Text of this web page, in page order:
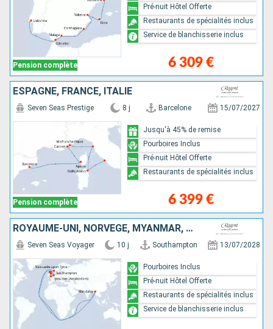
Pension complète 6 309 €
Pré-nuit Hôtel Offerte
Restaurants de spécialités inclus
Service de blanchisserie inclus
ESPAGNE, FRANCE, ITALIE
Pension complète
Seven Seas Prestige 8 j Barcelone 15/07/2027
6 399 €
Jusqu'à 45% de remise
Pourboires Inclus
Pré-nuit Hôtel Offerte
Restaurants de spécialités inclus
ROYAUME-UNI, NORVÈGE, MYANMAR, PAYS-BAS
Seven Seas Voyager 10 j Southampton 13/07/2028
Pourboires Inclus
Pré-nuit Hôtel Offerte
Restaurants de spécialités inclus
Service de blanchisserie inclus